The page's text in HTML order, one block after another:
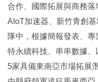
合作、國際拓展與商務
AIoT加速器、新竹青創
隊中，根據簡報發表、
特永續科技、串串數據
5家具備東南亞市場拓展